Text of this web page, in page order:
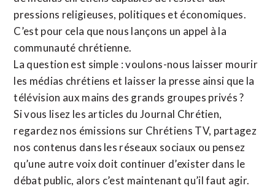
pressions religieuses, politiques et économiques.
C’est pour cela que nous lançons un appel à la
communauté chrétienne.
La question est simple : voulons-nous laisser mourir
les médias chrétiens et laisser la presse ainsi que la
télévision aux mains des grands groupes privés ?
Si vous lisez les articles du Journal Chrétien,
regardez nos émissions sur Chrétiens TV, partagez
nos contenus dans les réseaux sociaux ou pensez
qu’une autre voix doit continuer d’exister dans le
débat public, alors c’est maintenant qu’il faut agir.